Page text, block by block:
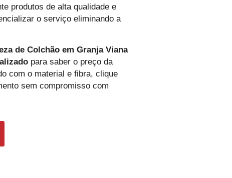
produtos de alta qualidade e
o serviço eliminando a
de Colchão em Granja Viana
para saber o preço da
com o material e fibra, clique
sem compromisso com